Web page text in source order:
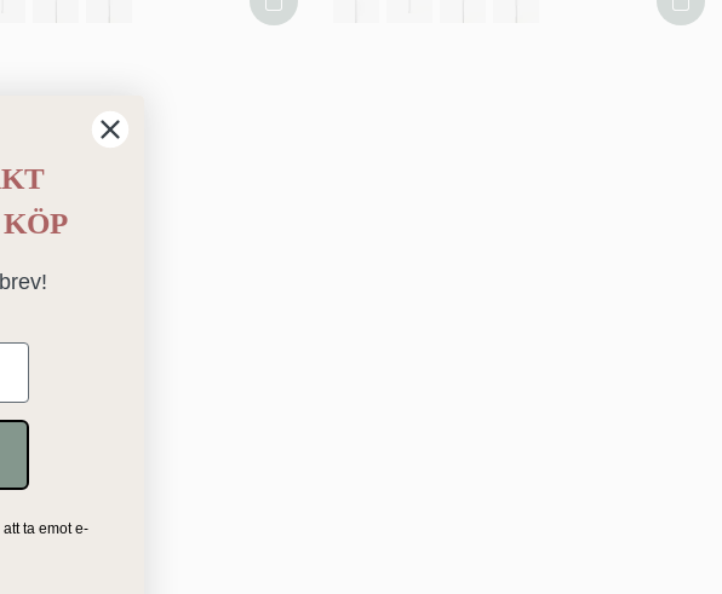
ta emot e-